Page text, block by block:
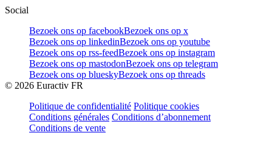
Social
Bezoek ons op facebookBezoek ons op x
Bezoek ons op linkedinBezoek ons op youtube
Bezoek ons op rss-feedBezoek ons op instagram
Bezoek ons op mastodonBezoek ons op telegram
Bezoek ons op blueskyBezoek ons op threads
© 2026 Euractiv FR
Politique de confidentialité Politique cookies
Conditions générales Conditions d’abonnement
Conditions de vente